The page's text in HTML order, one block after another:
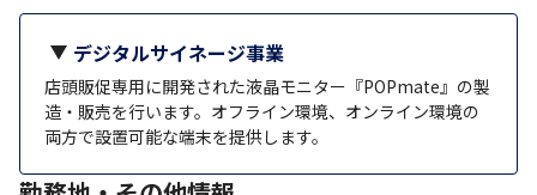
デジタルサイネージ事業
店頭販促専用に開発された液晶モニター『POPmate』の製
造・販売を行います。オフライン環境、オンライン環境の
両方で設置可能な端末を提供します。